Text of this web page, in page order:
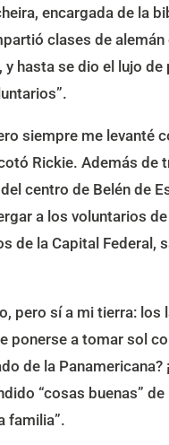
encargada de la
clases de
hasta se dio el lujo de
siempre me levanté
Rickie. Además de
centro de Belén de
a los voluntarios
de la Capital Federal,
pero sí a mi tierra:
ponerse a tomar sol
de la
“cosas buenas”
familia”.